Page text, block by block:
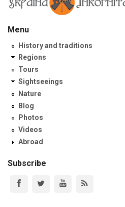
Menu
History and traditions
Regions
Tours
Sightseeings
Nature
Blog
Photos
Videos
Abroad
Subscribe